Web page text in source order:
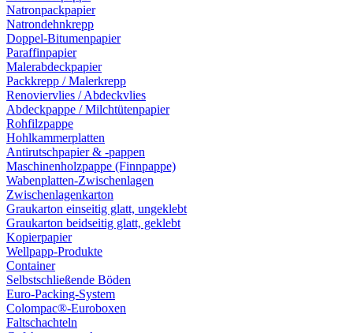
Natronpackpapier
Natrondehnkrepp
Doppel-Bitumenpapier
Paraffinpapier
Malerabdeckpapier
Packkrepp / Malerkrepp
Renoviervlies / Abdeckvlies
Abdeckpappe / Milchtütenpapier
Rohfilzpappe
Hohlkammerplatten
Antirutschpapier & -pappen
Maschinenholzpappe (Finnpappe)
Wabenplatten-Zwischenlagen
Zwischenlagenkarton
Graukarton einseitig glatt, ungeklebt
Graukarton beidseitig glatt, geklebt
Kopierpapier
Wellpapp-Produkte
Container
Selbstschließende Böden
Euro-Packing-System
Colompac®-Euroboxen
Faltschachteln